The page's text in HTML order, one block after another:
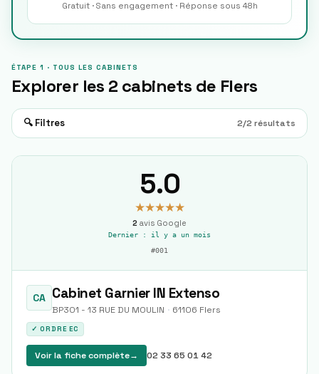
Gratuit · Sans engagement · Réponse sous 48h
ÉTAPE 1 · TOUS LES CABINETS
Explorer les 2 cabinets de Flers
🔍 Filtres 2/2 résultats
5.0
★★★★★
2 avis Google
Dernier : il y a un mois
#001
CA Cabinet Garnier IN Extenso
BP301 - 13 RUE DU MOULIN · 61106 Flers
✓ ORDRE EC
Voir la fiche complète→ 02 33 65 01 42